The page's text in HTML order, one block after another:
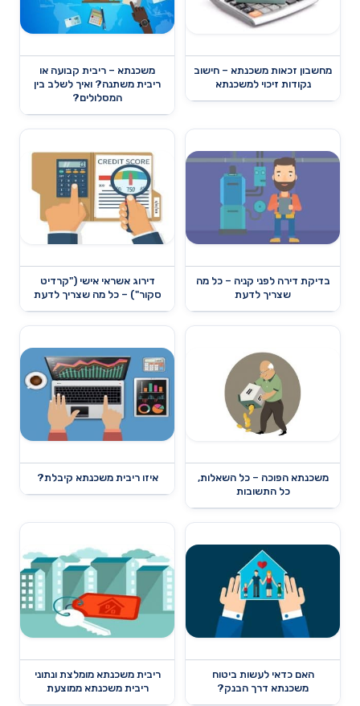
מחשבון זכאות משכנתא – חישוב
נקודות זיכוי למשכנתא
משכנתא – ריבית קבועה או
ריבית משתנה? ואיך לשלב בין
המסלולים?
בדיקת דירה לפני קניה – כל מה
שצריך לדעת
דירוג אשראי אישי ("קרדיט
סקור") – כל מה שצריך לדעת
משכנתא הפוכה – כל השאלות,
כל התשובות
איזו ריבית משכנתא קיבלת?
האם כדאי לעשות ביטוח
משכנתא דרך הבנק?
ריבית משכנתא מומלצת ונתוני
ריבית משכנתא ממוצעת